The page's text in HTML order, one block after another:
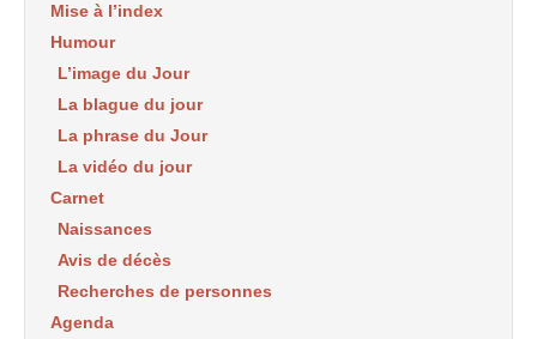
Mise à l’index
Humour
L’image du Jour
La blague du jour
La phrase du Jour
La vidéo du jour
Carnet
Naissances
Avis de décès
Recherches de personnes
Agenda